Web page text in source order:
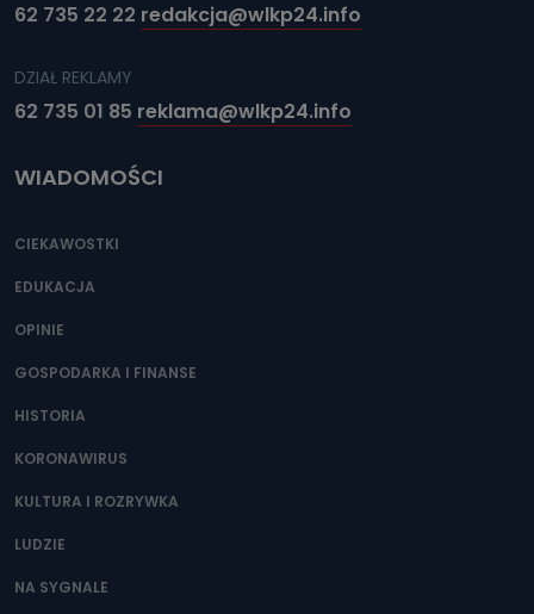
62 735 22 22 redakcja@wlkp24.info
DZIAŁ REKLAMY
62 735 01 85 reklama@wlkp24.info
WIADOMOŚCI
CIEKAWOSTKI
EDUKACJA
OPINIE
GOSPODARKA I FINANSE
HISTORIA
KORONAWIRUS
KULTURA I ROZRYWKA
LUDZIE
NA SYGNALE